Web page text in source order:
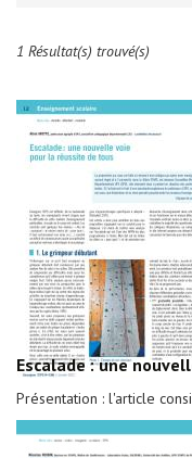
1 Résultat(s) trouvé(s)
Escalade : une
Présentation : l'article